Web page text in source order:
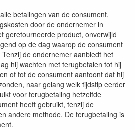
betalingen van de consument,
door de ondernemer in
geretourneerde product, onverwijld
op de dag waarop de consument
de ondernemer aanbiedt het
hij wachten met terugbetalen tot hij
of tot de consument aantoont dat hij
naar gelang welk tijdstip eerder
voor terugbetaling hetzelfde
heeft gebruikt, tenzij de
andere methode. De terugbetaling is